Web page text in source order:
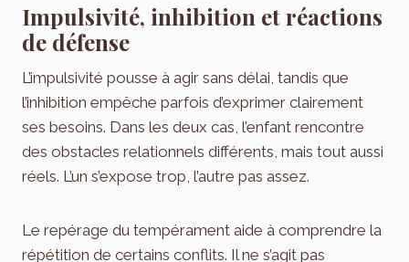
Impulsivité, inhibition et réactions
de défense
L’impulsivité pousse à agir sans délai, tandis que
l’inhibition empêche parfois d’exprimer clairement
ses besoins. Dans les deux cas, l’enfant rencontre
des obstacles relationnels différents, mais tout aussi
réels. L’un s’expose trop, l’autre pas assez.
Le repérage du tempérament aide à comprendre la
répétition de certains conflits. Il ne s’agit pas